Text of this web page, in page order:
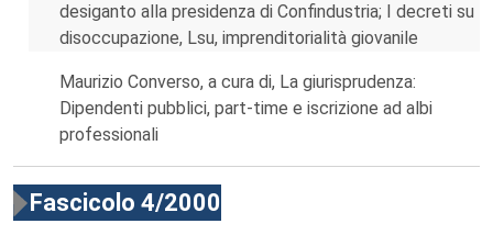
desiganto alla presidenza di Confindustria; I decreti su
disoccupazione, Lsu, imprenditorialità giovanile
Maurizio Converso, a cura di, La giurisprudenza:
Dipendenti pubblici, part-time e iscrizione ad albi
professionali
Fascicolo 4/2000